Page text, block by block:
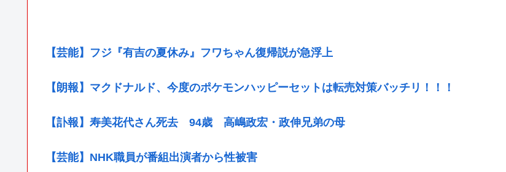
【芸能】フジ『有吉の夏休み』フワちゃん復帰説が急浮上
【朗報】マクドナルド、今度のポケモンハッピーセットは転売対策バッチリ！！！
【訃報】寿美花代さん死去 94歳 高嶋政宏・政伸兄弟の母
【芸能】NHK職員が番組出演者から性被害